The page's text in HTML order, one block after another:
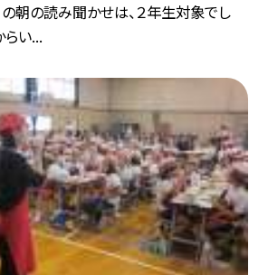
の朝の読み聞かせは、２年生対象でし
らい...